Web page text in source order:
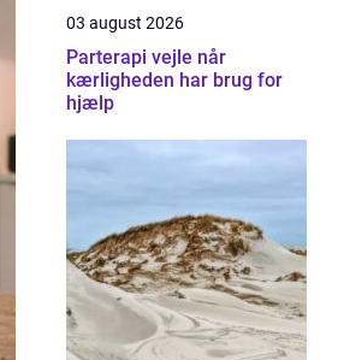
03 august 2026
Parterapi vejle når
kærligheden har brug for
hjælp